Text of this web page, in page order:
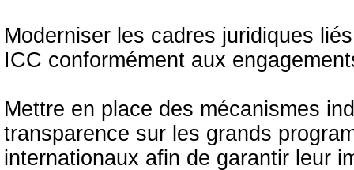
Moderniser les cadres juridiques
ICC conformément aux
Mettre en place des mécanismes
transparence sur les grands
internationaux afin de garantir leur